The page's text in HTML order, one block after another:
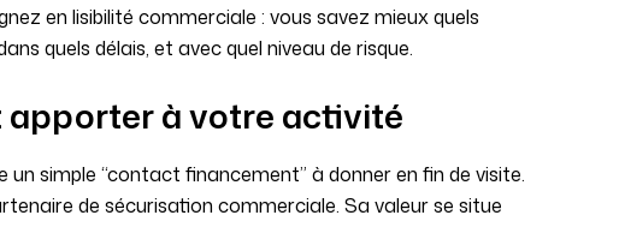
en lisibilité commerciale : vous savez mieux quels
quels délais, et avec quel niveau de risque.
apporter à votre activité
simple “contact financement” à donner en fin de visite.
de sécurisation commerciale. Sa valeur se situe